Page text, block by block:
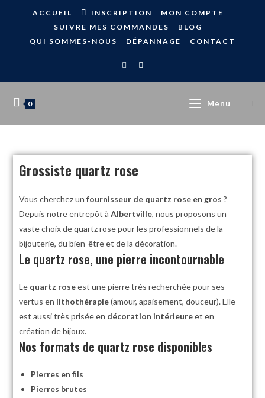
ACCUEIL INSCRIPTION
MON COMPTE
SUIVRE MES COMMANDES
BLOG
QUI SOMMES-NOUS
DÉPANNAGE CONTACT
0 Menu
Grossiste quartz rose
Vous cherchez unfournisseur de quartz rose en gros ?
Depuis notre entrepôt àAlbertville, nous proposons un
vaste choix de quartz rose pour les professionnels de la
bijouterie, du bien-être et de la décoration.
Le quartz rose, une pierre incontournable
Le quartz roseest une pierre très recherchée pour ses
vertus en lithothérapie(amour, apaisement, douceur). Elle
est aussi très prisée en décoration intérieureet en
création de bijoux.
Nos formats de quartz rose disponibles
Pierres en fils
Pierres brutes